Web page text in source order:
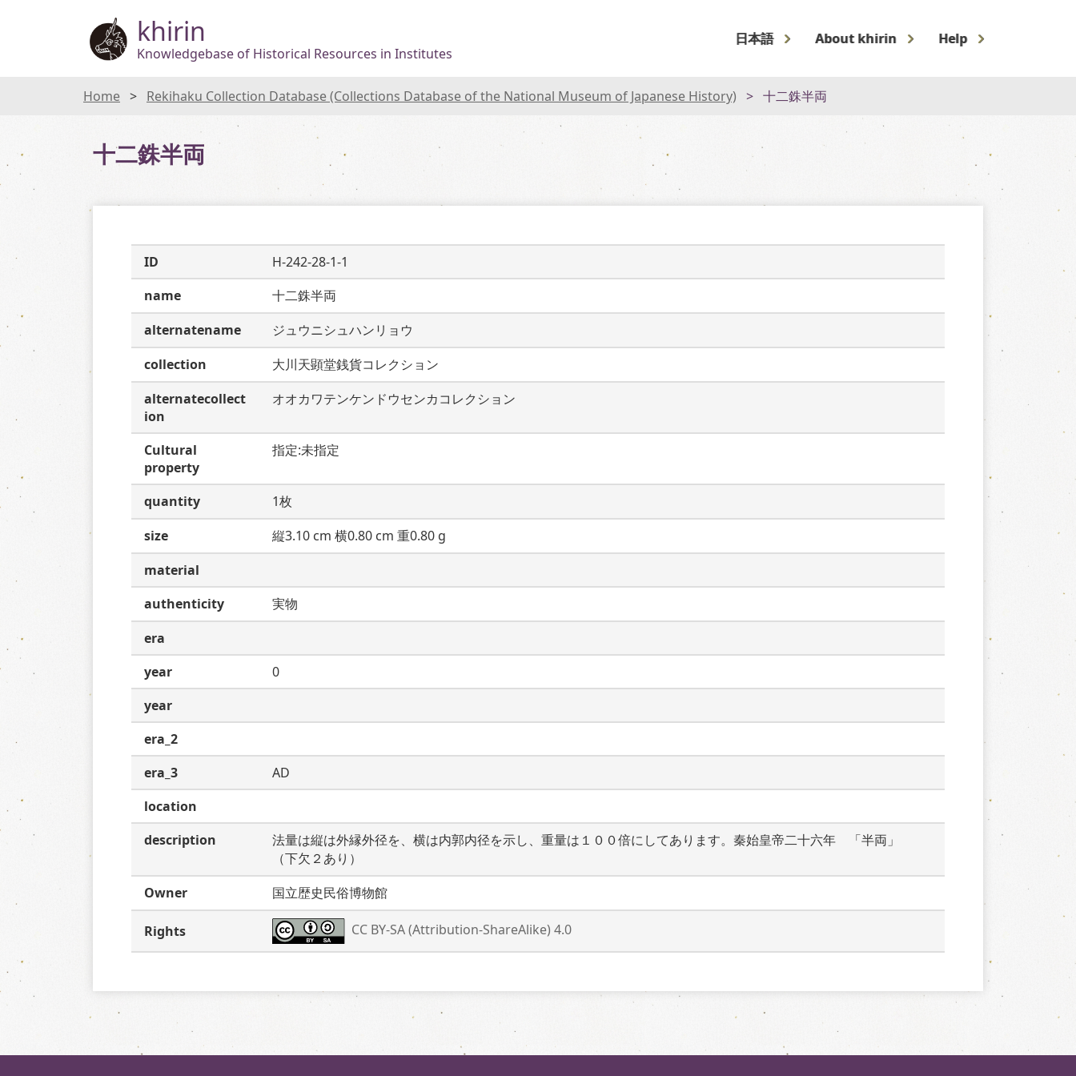
khirin
Knowledgebase of Historical Resources in Institutes
日本語 About khirin Help
Home Rekihaku Collection Database (Collections Database of the National Museum of Japanese History) 十二銖半両
十二銖半両
ID
H-242-28-1-1
name
十二銖半両
alternatename
ジュウニシュハンリョウ
collection
大川天顕堂銭貨コレクション
alternatecollect
ion
オオカワテンケンドウセンカコレクション
Cultural
property
指定:未指定
quantity
1枚
size
縦3.10 cm 横0.80 cm 重0.80 g
material
authenticity
実物
era
year
0
year
era_2
era_3
AD
location
description
法量は縦は外縁外径を、横は内郭内径を示し、重量は１００倍にしてあります。秦始皇帝二十六年　「半両」
（下欠２あり）
Owner
国立歴史民俗博物館
Rights CC BY-SA (Attribution-ShareAlike) 4.0